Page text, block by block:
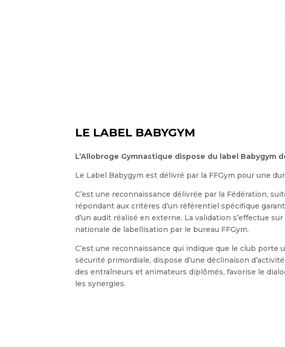
LE LABEL BABYGYM
L’Allobroge Gymnastique dispose du label Babygym
Le Label Babygym est délivré par la FFGym pour une
C’est une reconnaissance délivrée par la Fédération,
répondant aux critères d’un référentiel spécifique
d’un audit réalisé en externe. La validation s’effectue
nationale de labellisation par le bureau FFGym.
C’est une reconnaissance qui indique que le club porte
sécurité primordiale, dispose d’une déclinaison
des entraîneurs et animateurs diplômés, favorise le
les synergies.